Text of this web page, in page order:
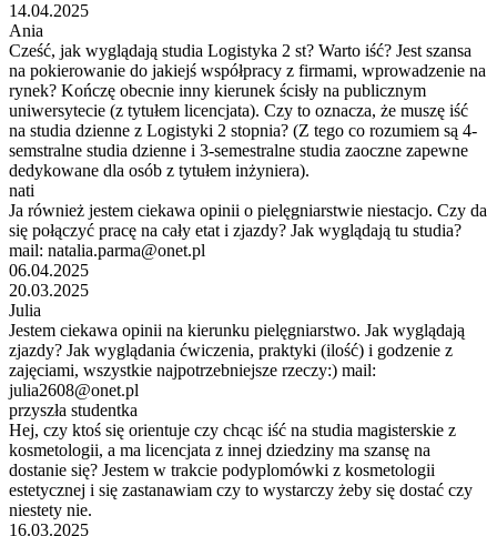
14.04.2025
Ania
Cześć, jak wyglądają studia Logistyka 2 st? Warto iść? Jest szansa
na pokierowanie do jakiejś współpracy z firmami, wprowadzenie na
rynek? Kończę obecnie inny kierunek ścisły na publicznym
uniwersytecie (z tytułem licencjata). Czy to oznacza, że muszę iść
na studia dzienne z Logistyki 2 stopnia? (Z tego co rozumiem są 4-
semstralne studia dzienne i 3-semestralne studia zaoczne zapewne
dedykowane dla osób z tytułem inżyniera).
nati
Ja również jestem ciekawa opinii o pielęgniarstwie niestacjo. Czy da
się połączyć pracę na cały etat i zjazdy? Jak wyglądają tu studia?
mail: natalia.parma@onet.pl
06.04.2025
20.03.2025
Julia
Jestem ciekawa opinii na kierunku pielęgniarstwo. Jak wyglądają
zjazdy? Jak wyglądania ćwiczenia, praktyki (ilość) i godzenie z
zajęciami, wszystkie najpotrzebniejsze rzeczy:) mail:
julia2608@onet.pl
przyszła studentka
Hej, czy ktoś się orientuje czy chcąc iść na studia magisterskie z
kosmetologii, a ma licencjata z innej dziedziny ma szansę na
dostanie się? Jestem w trakcie podyplomówki z kosmetologii
estetycznej i się zastanawiam czy to wystarczy żeby się dostać czy
niestety nie.
16.03.2025